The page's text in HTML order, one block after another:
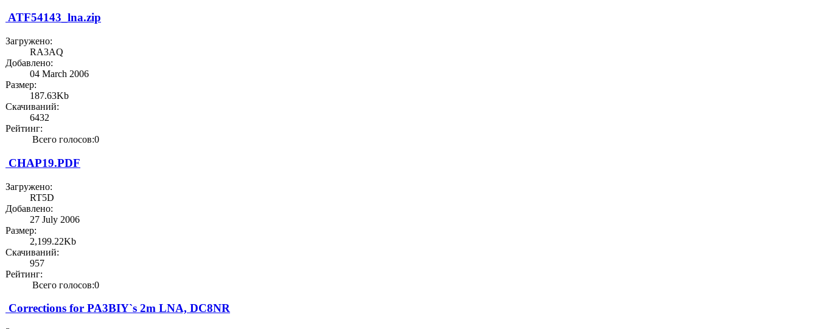
ATF54143_lna.zip
Загружено:
RA3AQ
Добавлено:
04 March 2006
Размер:
187.63Kb
Скачиваний:
6432
Рейтинг:
Всего голосов:0
CHAP19.PDF
Загружено:
RT5D
Добавлено:
27 July 2006
Размер:
2,199.22Kb
Скачиваний:
957
Рейтинг:
Всего голосов:0
Corrections for PA3BIY`s 2m LNA, DC8NR